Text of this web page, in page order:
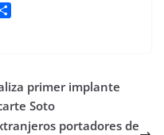
r
t
i
primer implante
Soto
portadores de